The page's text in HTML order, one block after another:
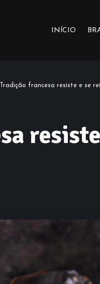
INÍCIO
Tradição francesa resiste e se